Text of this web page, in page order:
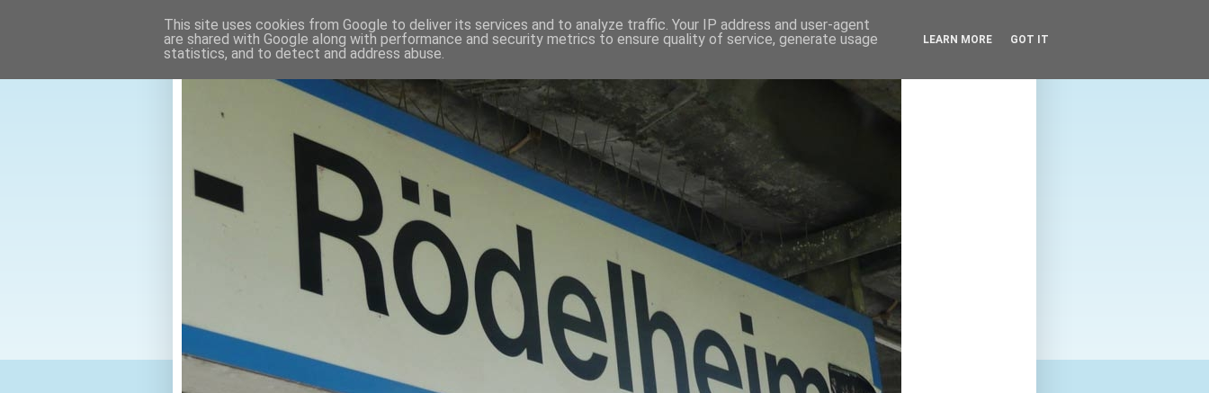
This site uses cookies from Google to deliver its services and to analyze traffic. Your IP address and user-agent
are shared with Google along with performance and security metrics to ensure quality of service, generate usage
statistics, and to detect and address abuse.
LEARN MORE GOT IT